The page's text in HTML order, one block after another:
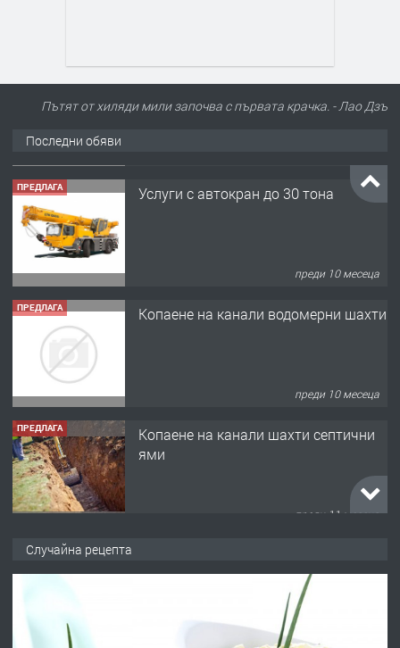
Пътят от хиляди мили започва с първата крачка. - Лао Дзъ
Последни обяви
ями
преди 11 месеца
преди 11 месеца
Случайна рецепта